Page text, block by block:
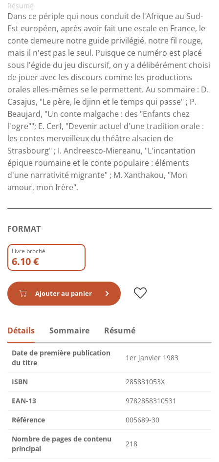
Résumé
Dans ce périple qui nous conduit de l'Afrique au Sud-
Est européen, après avoir fait une escale en France, le
conte demeure notre guide privilégié, notre fil rouge,
mais il n'est pas le seul. Puisque ce numéro est placé
sous l'égide du jeu discursif, on y a délibérément choisi
de jouer avec les discours comme les productions
orales elles-mêmes se le permettent. Au sommaire : D.
Casajus, "Le père, le djinn et le temps qui passe" ; P.
Beaujard, "Un conte malgache : des "Enfants chez
l'ogre""; E. Cerf, "Devenir actuel d'une tradition orale :
les contes merveilleux du théâtre alsacien de
Strasbourg" ; I. Andreesco-Miereanu, "L'incantation
épique roumaine et le conte populaire : éléments
d'une narrativité migrante" ; M. Xanthakou, "Mon
amour, mon frère".
FORMAT
Livre broché
6.10 €
Ajouter au panier
Détails Sommaire Résumé
Date de première publication
du titre
1er janvier 1983
ISBN 285831053X
EAN-13 9782858310531
Référence 005689-30
Nombre de pages de contenu
principal
218